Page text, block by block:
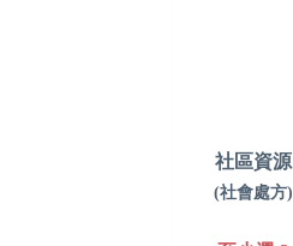
社區資源
(社會處方)